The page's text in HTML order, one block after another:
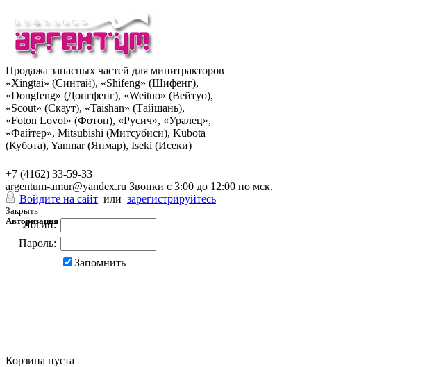
Продажа запасных частей для минитракторов
«Xingtai» (Синтай), «Shifeng» (Шифенг),
«Dongfeng» (Донгфенг), «Weituo» (Вейтуо),
«Scout» (Скаут), «Taishan» (Тайшань),
«Foton Lovol» (Фотон), «Русич», «Уралец»,
«Файтер», Mitsubishi (Митсубиси), Kubota
(Кубота), Yanmar (Янмар), Iseki (Исеки)
+7 (4162) 33-59-33
argentum-amur@yandex.ru Звонки с 3:00 до 12:00 по мск.
Войдите на сайт или зарегистрируйтесь
Закрыть
Авторизация
Логин:
Пароль:
Запомнить
Корзина пуста